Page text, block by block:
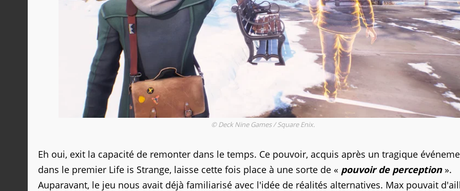
© Deck Nine Games / Square Enix.
Eh oui, exit la capacité de remonter dans le temps. Ce pouvoir, acquis après un tragique
dans le premier Life is Strange, laisse cette fois place à une sorte de « pouvoir de perception».
Auparavant, le jeu nous avait déjà familiarisé avec l'idée de réalités alternatives. Max pouvait